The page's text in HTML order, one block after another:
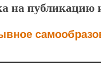
на публикацию